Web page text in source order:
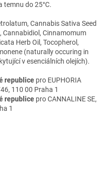
temnu do 25°C.
Cannabis Sativa Seed
Cannabidiol, Cinnamomum
Herb Oil, Tocopherol,
(naturally occuring in
v esenciálních olejích).
republice pro EUPHORIA
110 00 Praha 1
republice pro CANNALINE SE,
1